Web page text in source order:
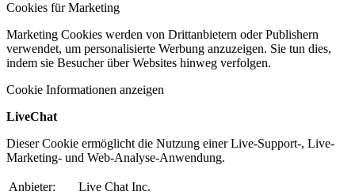
Cookies für Marketing
Marketing Cookies werden von Drittanbietern oder Publishern
verwendet, um personalisierte Werbung anzuzeigen. Sie tun dies,
indem sie Besucher über Websites hinweg verfolgen.
Cookie Informationen anzeigen
LiveChat
Dieser Cookie ermöglicht die Nutzung einer Live-Support-, Live-
Marketing- und Web-Analyse-Anwendung.
Anbieter:
Live Chat Inc.